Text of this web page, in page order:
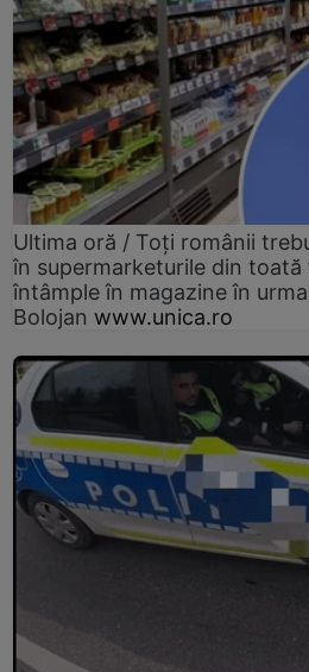
Ultima oră / Toți românii
în supermarketurile din toată
întâmple în magazine în
Bolojan www.unica.ro